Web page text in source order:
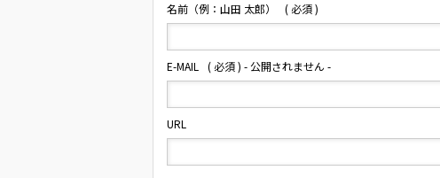
名前（例：山田 太郎） ( 必須 )
E-MAIL ( 必須 ) - 公開されません -
URL